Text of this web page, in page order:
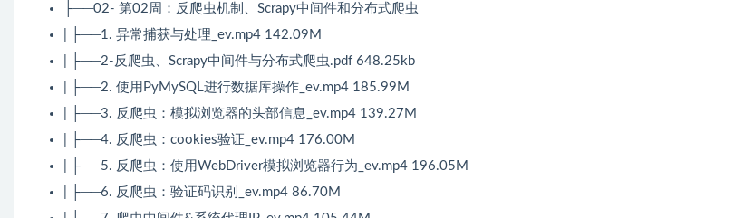
├──02- 第02周：反爬虫机制、Scrapy中间件和分布式爬虫
| ├──1. 异常捕获与处理_ev.mp4 142.09M
| ├──2-反爬虫、Scrapy中间件与分布式爬虫.pdf 648.25kb
| ├──2. 使用PyMySQL进行数据库操作_ev.mp4 185.99M
| ├──3. 反爬虫：模拟浏览器的头部信息_ev.mp4 139.27M
| ├──4. 反爬虫：cookies验证_ev.mp4 176.00M
| ├──5. 反爬虫：使用WebDriver模拟浏览器行为_ev.mp4 196.05M
| ├──6. 反爬虫：验证码识别_ev.mp4 86.70M